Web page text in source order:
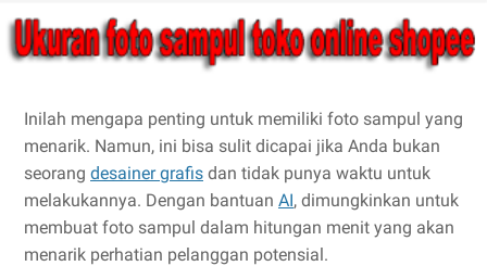
Inilah mengapa penting untuk memiliki foto sampul yang
menarik. Namun, ini bisa sulit dicapai jika Anda bukan
seorang desainer grafis dan tidak punya waktu untuk
melakukannya. Dengan bantuan AI, dimungkinkan untuk
membuat foto sampul dalam hitungan menit yang akan
menarik perhatian pelanggan potensial.